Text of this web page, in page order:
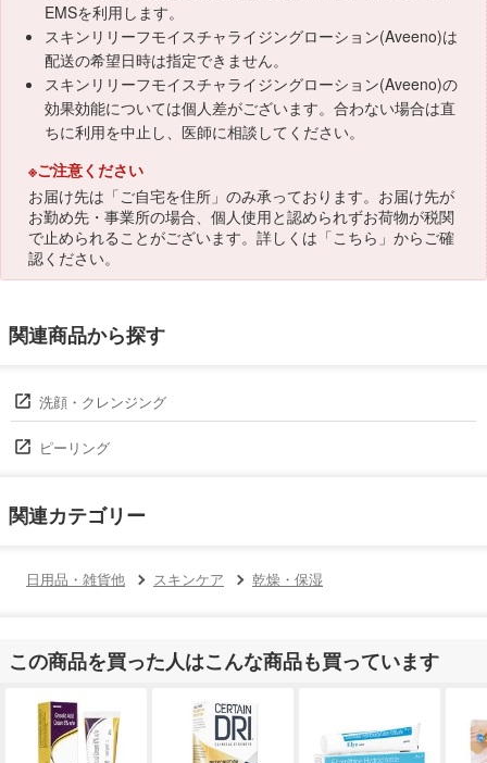
EMSを利用します。
スキンリリーフモイスチャライジングローション(Aveeno)は
配送の希望日時は指定できません。
スキンリリーフモイスチャライジングローション(Aveeno)の
効果効能については個人差がございます。合わない場合は直
ちに利用を中止し、医師に相談してください。
※ご注意ください
お届け先は「ご自宅を住所」のみ承っております。お届け先が
お勤め先・事業所の場合、個人使用と認められずお荷物が税関
で止められることがございます。詳しくは「こちら 」からご確
認ください。
関連商品から探す
洗顔・クレンジング
ピーリング
関連カテゴリー
日用品・雑貨他 スキンケア 乾燥・保湿
この商品を買った人はこんな商品も買っています